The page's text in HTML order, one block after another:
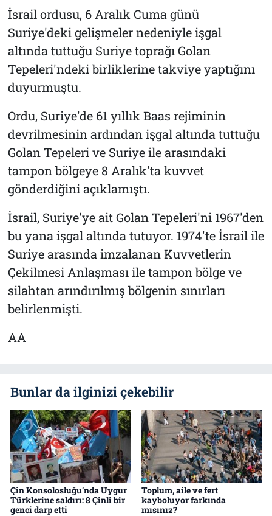
İsrail ordusu, 6 Aralık Cuma günü
Suriye'deki gelişmeler nedeniyle işgal
altında tuttuğu Suriye toprağı Golan
Tepeleri'ndeki birliklerine takviye yaptığını
duyurmuştu.
Ordu, Suriye'de 61 yıllık Baas rejiminin
devrilmesinin ardından işgal altında tuttuğu
Golan Tepeleri ve Suriye ile arasındaki
tampon bölgeye 8 Aralık'ta kuvvet
gönderdiğini açıklamıştı.
İsrail, Suriye'ye ait Golan Tepeleri'ni 1967'den
bu yana işgal altında tutuyor. 1974'te İsrail ile
Suriye arasında imzalanan Kuvvetlerin
Çekilmesi Anlaşması ile tampon bölge ve
silahtan arındırılmış bölgenin sınırları
belirlenmişti.
AA
Bunlar da ilginizi çekebilir
Çin Konsolosluğu’nda Uygur
Türklerine saldırı: 8 Çinli bir
genci darp etti
Toplum, aile ve fert
kayboluyor farkında
mısınız?